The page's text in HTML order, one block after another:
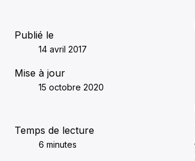
Publié le
14 avril 2017
Mise à jour
15 octobre 2020
Temps de lecture
6 minutes